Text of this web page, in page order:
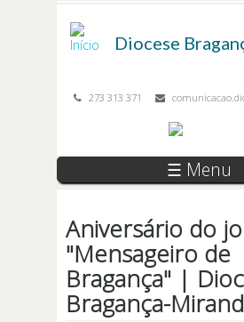
Diocese
273 313 371
☰ Menu
Aniversário do
"Mensageiro de
Bragança" |
Bragança-